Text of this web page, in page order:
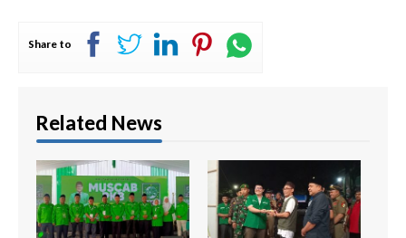
Share to
Related News